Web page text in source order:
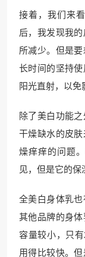
接着，我们来
后，我发现我
所减少。但是
长时间的坚持
阳光直射，以免
除了美白功能
干燥缺水的皮
燥痒痒的问题
见，但是它的保
全美白身体乳
其他品牌的身
容量较小，只
用得比较快。